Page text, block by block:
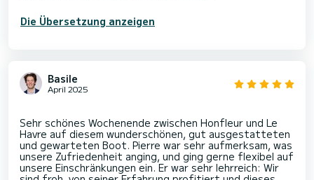
Die Übersetzung anzeigen
Basile
April 2025
Sehr schönes Wochenende zwischen Honfleur und Le
Havre auf diesem wunderschönen, gut ausgestatteten
und gewarteten Boot. Pierre war sehr aufmerksam, was
unsere Zufriedenheit anging, und ging gerne flexibel auf
unsere Einschränkungen ein. Er war sehr lehrreich: Wir